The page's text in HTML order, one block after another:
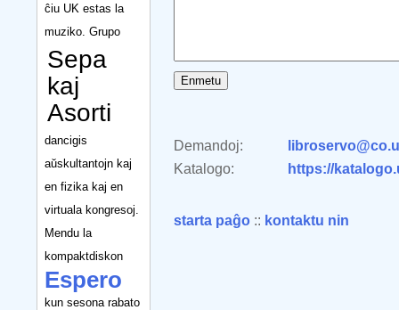
ĉiu UK estas la
muziko. Grupo
Sepa
kaj
Asorti
dancigis
aŭskultantojn kaj
en fizika kaj en
virtuala kongresoj.
Mendu la
kompaktdiskon
Espero
kun sesona rabato
Demandoj:
Katalogo:
https://
starta paĝo :: kontaktu nin